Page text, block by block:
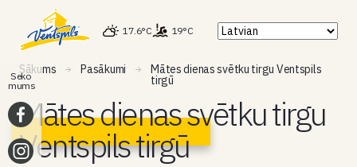
17.6°C 19°C
Sākums Pasākumi Mātes dienas svētku tirgu Ventspils
tirgū
Mātes dienas svētku tirgu
Ventspils tirgū
Seko
mums